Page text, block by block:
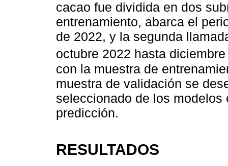
cacao fue dividida en dos
entrenamiento, abarca el
de 2022, y la segunda
octubre 2022 hasta
con la muestra de
muestra de validación se
seleccionado de los
predicción.
RESULTADOS